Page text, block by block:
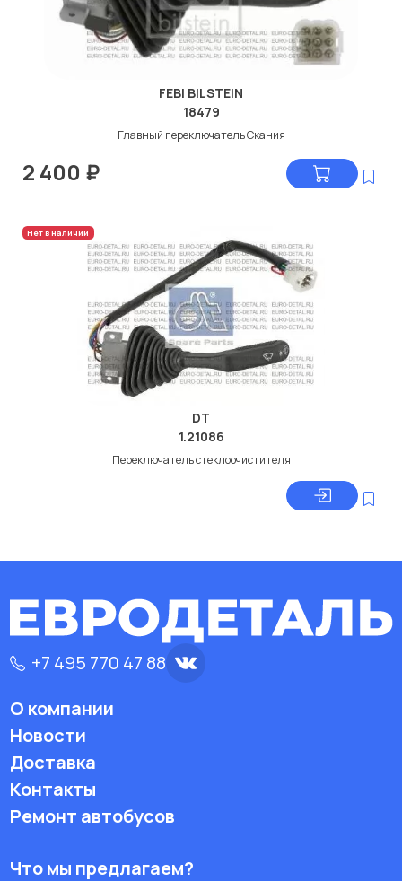
FEBI BILSTEIN
18479
Главный переключатель Скания
2 400 ₽
Нет в наличии
DT
1.21086
Переключатель стеклоочистителя
+7 495 770 47 88
О компании
Новости
Доставка
Контакты
Ремонт автобусов
Что мы предлагаем?